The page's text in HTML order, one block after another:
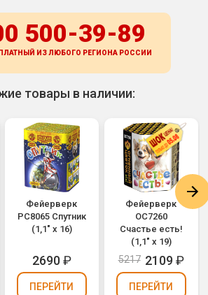
500-39-89
ИЗ ЛЮБОГО РЕГИОНА РОССИИ
товары в наличии:
Фейерверк
РС8065 Спутник
(1,1" х 16)
2690₽
ПЕРЕЙТИ
Фейерверк
ОС7260
Счастье есть!
(1,1" х 19)
5217 2109₽
ПЕРЕЙТИ